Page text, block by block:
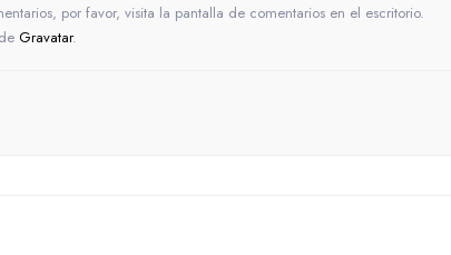
por favor, visita la pantalla de comentarios en el escritorio.
Gravatar.